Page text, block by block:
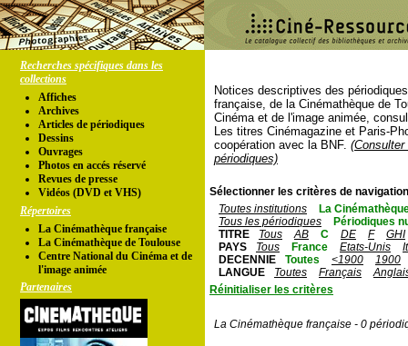
Recherches spécifiques dans les
collections
Affiches
Archives
Articles de périodiques
Dessins
Ouvrages
Photos en accés réservé
Revues de presse
Vidéos (DVD et VHS)
Répertoires
La Cinémathèque française
La Cinémathèque de Toulouse
Centre National du Cinéma et de
l'image animée
Partenaires
Notices descriptives des
française, de la Cinémathèque de
Cinéma et de l'image animée,
Les titres Cinémagazine et Paris-
coopération avec la BNF.
périodiques)
Sélectionner les critères de
Toutes institutions
La
Tous les périodiques
Périodiques
TITRE
Tous AB C DE F
GHI
PAYS
Tous France Etats-Unis
DECENNIE
Toutes <1900
1900
LANGUE
Toutes Français
Réinitialiser les critères
La Cinémathèque française - 0